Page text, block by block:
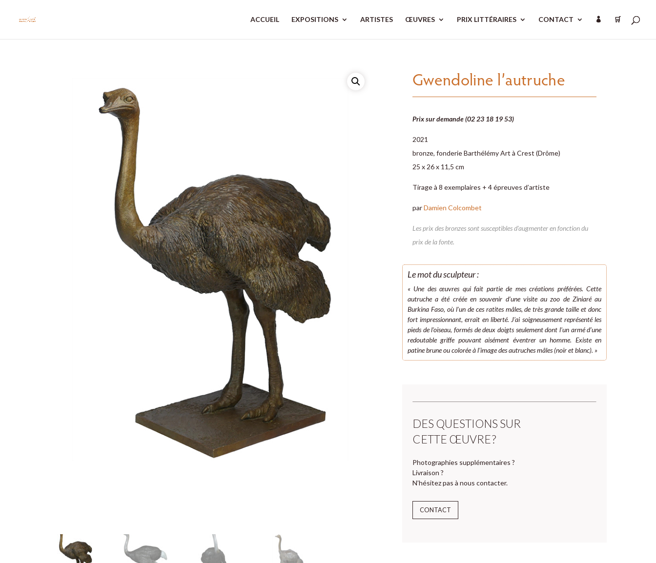
ACCUEIL EXPOSITIONS ARTISTES ŒUVRES PRIX LITTÉRAIRES CONTACT  🛒
Gwendoline l’autruche
Prix sur demande (02 23 18 19 53)
2021
bronze, fonderie Barthélémy Art à Crest (Drôme)
25 x 26 x 11,5 cm
Tirage à 8 exemplaires + 4 épreuves d’artiste
parDamien Colcombet
Les prix des bronzes sont susceptibles d’augmenter en fonction du
prix de la fonte.
Le mot du sculpteur :
« Une des œuvres qui fait partie de mes créations préférées. Cette
autruche a été créée en souvenir d’une visite au zoo de Ziniaré au
Burkina Faso, où l’un de ces ratites mâles, de très grande taille et donc
fort impressionnant, errait en liberté. J’ai soigneusement représenté les
pieds de l’oiseau, formés de deux doigts seulement dont l’un armé d’une
redoutable griffe pouvant aisément éventrer un homme. Existe en
patine brune ou colorée à l’image des autruches mâles (noir et blanc). »
DES QUESTIONS SUR
CETTE ŒUVRE ?
Photographies supplémentaires ?
Livraison ?
N’hésitez pas à nous contacter.
CONTACT